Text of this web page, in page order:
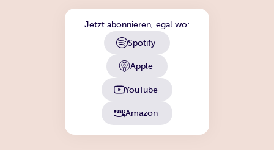
Jetzt abonnieren, egal wo:
Spotify
Apple
YouTube
Amazon